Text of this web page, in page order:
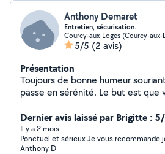
Anthony Demaret
Entretien, sécurisation.
Courcy-aux-Loges (Courcy-aux-
5/5 (2 avis)
Présentation
Toujours de bonne humeur
passe en sérénité. Le but est que
de maison secondaire ou de
Dernier avis laissé par Brigitte :
Il y a 2 mois
Ponctuel et sérieux Je vous recommande
Anthony D